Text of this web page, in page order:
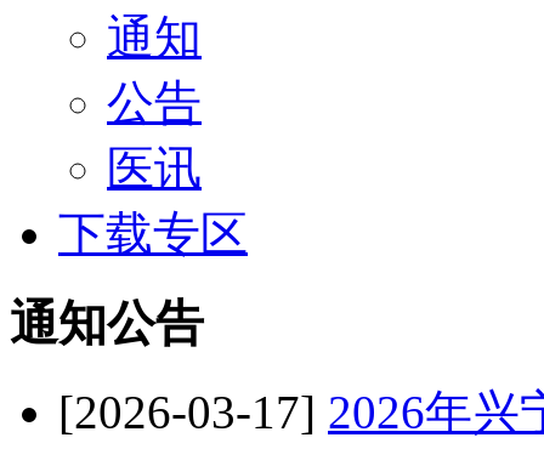
通知
公告
医讯
下载专区
通知公告
[2026-03-17] 2026年兴